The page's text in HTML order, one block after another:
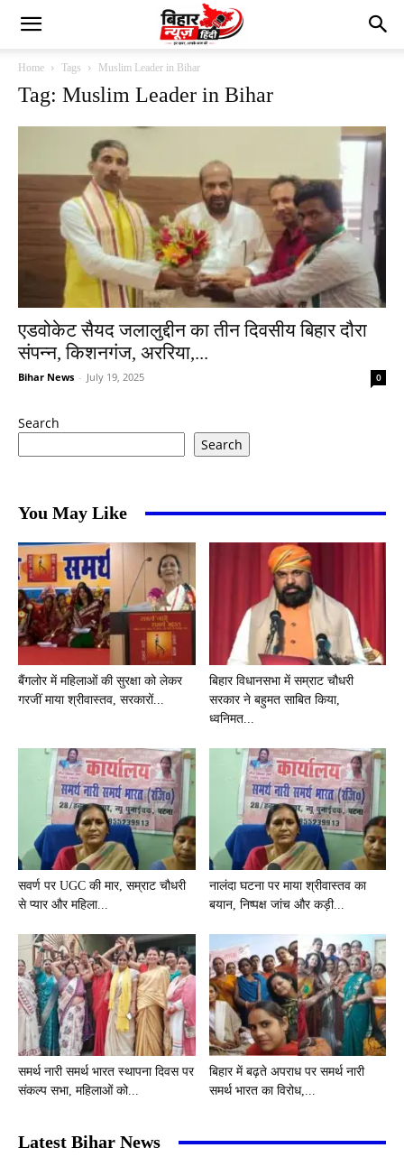
Home Tags Muslim Leader in Bihar
Tag: Muslim Leader in Bihar
एडवोकेट सैयद जलालुद्दीन का तीन दिवसीय बिहार दौरा
संपन्न, किशनगंज, अररिया,...
Bihar News - July 19, 2025 0
Search
Search
You May Like
बैंगलोर में महिलाओं की सुरक्षा को लेकर
गरजीं माया श्रीवास्तव, सरकारों...
बिहार विधानसभा में सम्राट चौधरी
सरकार ने बहुमत साबित किया,
ध्वनिमत...
सवर्ण पर UGC की मार, सम्राट चौधरी
से प्यार और महिला...
नालंदा घटना पर माया श्रीवास्तव का
बयान, निष्पक्ष जांच और कड़ी...
समर्थ नारी समर्थ भारत स्थापना दिवस पर
संकल्प सभा, महिलाओं को...
बिहार में बढ़ते अपराध पर समर्थ नारी
समर्थ भारत का विरोध,...
Latest Bihar News